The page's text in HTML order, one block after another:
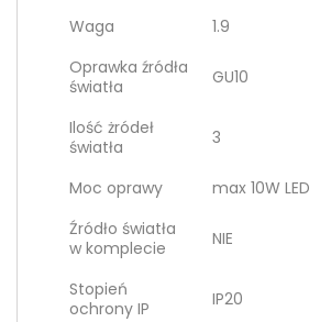
Waga
1.9
Oprawka źródła
światła
GU10
Ilość żródeł
światła
3
Moc oprawy
max 10W LED
Źródło światła
w komplecie
NIE
Stopień
ochrony IP
IP20